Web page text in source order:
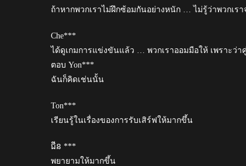
ถ้าหากพวกเราไม่ฝึกซ้อมกันอย่างหนัก … ไม่รู้ว่าพวกเร
Che***
ได้ดูเกมการแข่งขันแล้ว … พวกเราออมมือให้ เพราะว่า
ตอบ Yon***
ฉันก็คิดเช่นนั้น
Ton***
เรียนรู้ในเรื่องของการรับเสิร์ฟให้มากขึ้น
ជីន ***
พยายามให้มากขึ้น